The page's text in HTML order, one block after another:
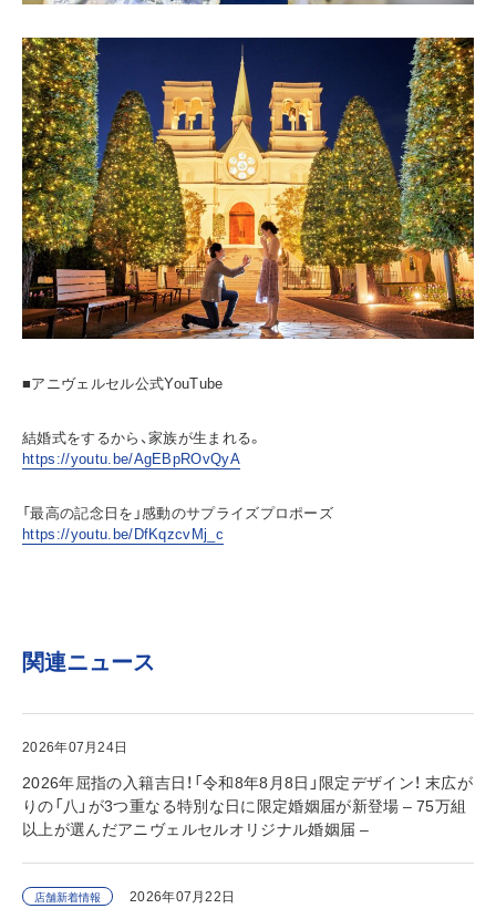
■アニヴェルセル公式YouTube
結婚式をするから、家族が生まれる。
https://youtu.be/AgEBpROvQyA
「最高の記念日を」感動のサプライズプロポーズ
https://youtu.be/DfKqzcvMj_c
関連ニュース
2026年07月24日
2026年屈指の入籍吉日！「令和8年8月8日」限定デザイン！ 末広が
りの「八」が3つ重なる特別な日に限定婚姻届が新登場 – 75万組
以上が選んだアニヴェルセルオリジナル婚姻届 –
店舗新着情報 2026年07月22日